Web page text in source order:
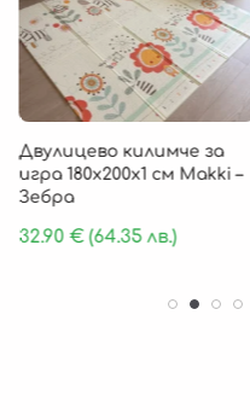
Двулицево килимче за
игра 180х200х1 см Makki –
Зебра
32.90 €(64.35 лв.)